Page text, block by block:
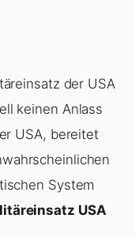
der USA
keinen Anlass
USA, bereitet
System
USA